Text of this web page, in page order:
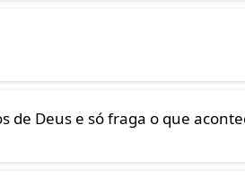
de Deus e só fraga o que